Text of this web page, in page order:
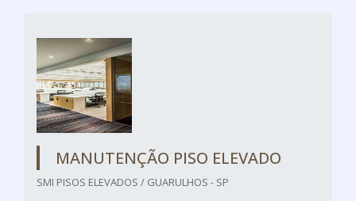
MANUTENÇÃO PISO ELEVADO
SMI PISOS ELEVADOS / GUARULHOS - SP